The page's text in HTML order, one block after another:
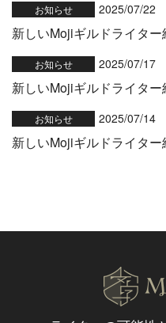
お知らせ 2025/07/22
新しいMojiギルドライタ
お知らせ 2025/07/17
新しいMojiギルドライタ
お知らせ 2025/07/14
新しいMojiギルドライタ